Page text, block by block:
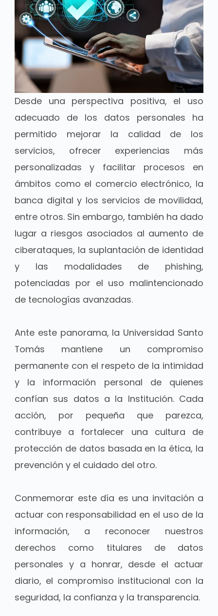
Desde una perspectiva positiva, el uso
adecuado de los datos personales ha
permitido mejorar la calidad de los
servicios, ofrecer experiencias más
personalizadas y facilitar procesos en
ámbitos como el comercio electrónico, la
banca digital y los servicios de movilidad,
entre otros. Sin embargo, también ha dado
lugar a riesgos asociados al aumento de
ciberataques, la suplantación de identidad
y las modalidades de phishing,
potenciadas por el uso malintencionado
de tecnologías avanzadas.
Ante este panorama, la Universidad Santo
Tomás mantiene un compromiso
permanente con el respeto de la intimidad
y la información personal de quienes
confían sus datos a la Institución. Cada
acción, por pequeña que parezca,
contribuye a fortalecer una cultura de
protección de datos basada en la ética, la
prevención y el cuidado del otro.
Conmemorar este día es una invitación a
actuar con responsabilidad en el uso de la
información, a reconocer nuestros
derechos como titulares de datos
personales y a honrar, desde el actuar
diario, el compromiso institucional con la
seguridad, la confianza y la transparencia.